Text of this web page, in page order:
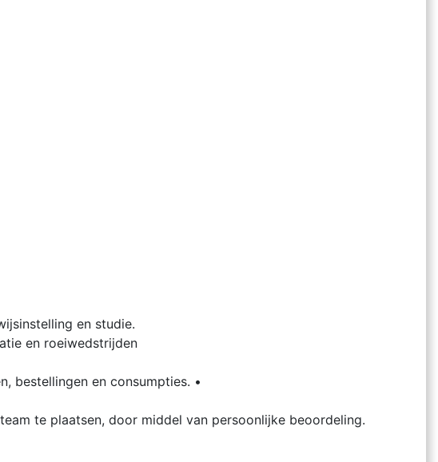
en studie.
en roeiwedstrijden
bestellingen en consumpties. •
te plaatsen, door middel van persoonlijke beoordeling.